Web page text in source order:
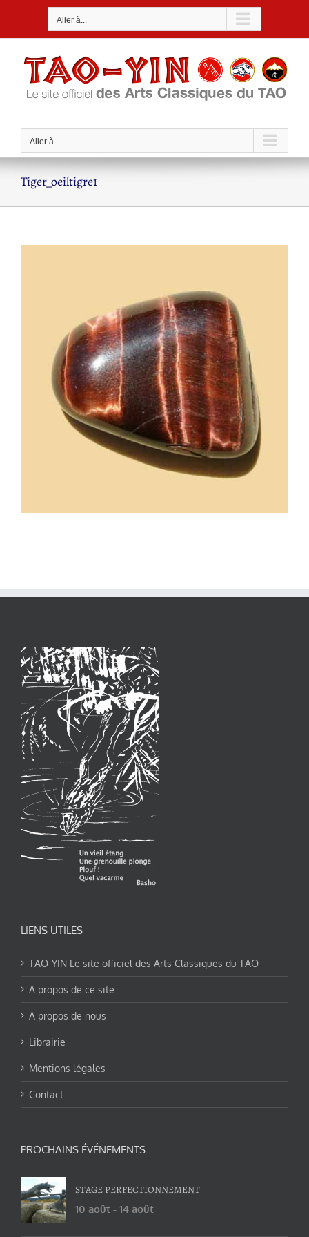
Aller à...
Aller à...
Tiger_oeiltigre1
LIENS UTILES
TAO-YIN Le site officiel des Arts Classiques du TAO
A propos de ce site
A propos de nous
Librairie
Mentions légales
Contact
PROCHAINS ÉVÉNEMENTS
STAGE PERFECTIONNEMENT
10 août - 14 août